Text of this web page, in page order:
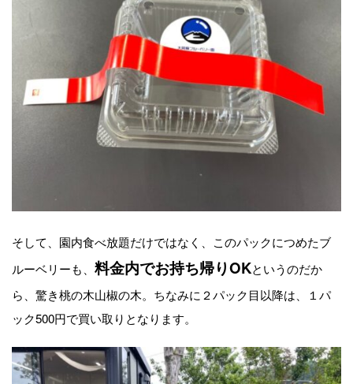
そして、園内食べ放題だけではなく、このパックにつめたブ
ルーベリーも、 料金内でお持ち帰りOKというのだか
ら、驚き桃の木山椒の木。ちなみに２パック目以降は、１パ
ック500円で買い取りとなります。